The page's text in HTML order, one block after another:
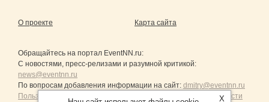
О проекте Карта сайта
Обращайтесь на портал EventNN.ru:
С новостями, пресс-релизами и разумной критикой:
news@eventnn.ru
По вопросам добавления информации на сайт: dmitry@eventnn.ru
Пользовательское Соглашение и политика конфиденциальности
X